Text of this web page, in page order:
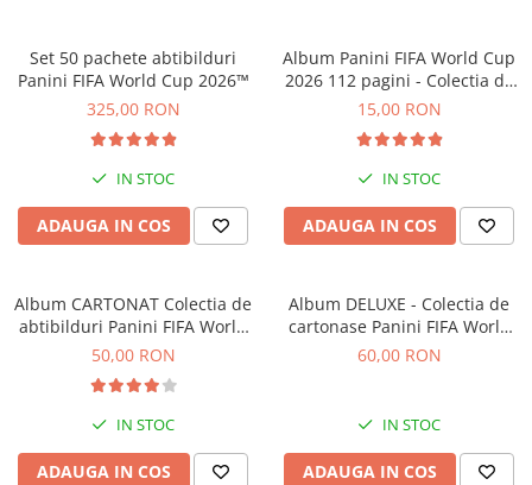
Casute copii
Jocuri de rol
Jocuri inteligenta si memorie
Casute papusi
Jocuri dezvoltare emotionala
Jucarii din lemn
Jucarii si jocuri Montessori
Jocuri de relaxare
Papusi Barbie
Ceasuri copii
Jocuri de cooperare
Carti si culegeri cu exercitii
Cărți educative pentru copii
Set 50 pachete abtibilduri
Panini FIFA World Cup 2026™
325,00 RON
IN STOC
ADAUGA IN COS
Album Panini FIFA World Cup
2026 112 pagini - Colectia de
abtibilduri
15,00 RON
IN STOC
ADAUGA IN COS
Album CARTONAT Colectia de
abtibilduri Panini FIFA World
Cup 2026
50,00 RON
IN STOC
ADAUGA IN COS
Album DELUXE - Colectia de
cartonase Panini FIFA World
Cup Adrenalyn XL 2026
60,00 RON
IN STOC
ADAUGA IN COS